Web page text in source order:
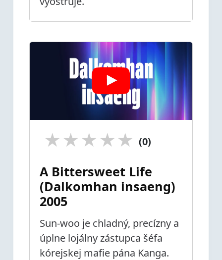
★
★
★
★
★ (0)
A Bittersweet Life
(Dalkomhan insaeng)
2005
Sun-woo je chladný, precízny a
úplne lojálny zástupca šéfa
kórejskej mafie pána Kanga.